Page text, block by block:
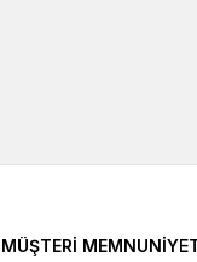
MÜŞTERİ